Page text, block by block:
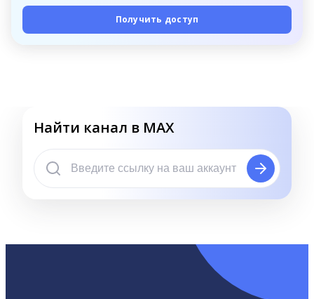
Получить доступ
Найти канал в MAX